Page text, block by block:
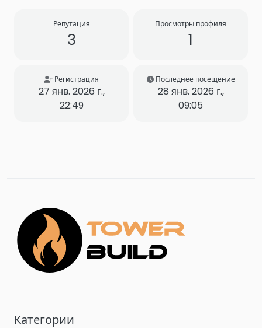
Репутация
3
Просмотры профиля
1
Регистрация
27 янв. 2026 г.,
22:49
Последнее посещение
28 янв. 2026 г.,
09:05
Категории